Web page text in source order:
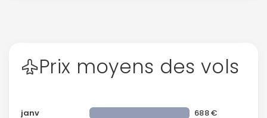
Prix moyens des vols
janv 688 €